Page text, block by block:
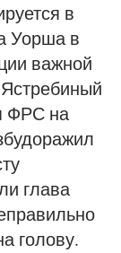
в
Уорша в
важной
ФРС на
глава
голову.